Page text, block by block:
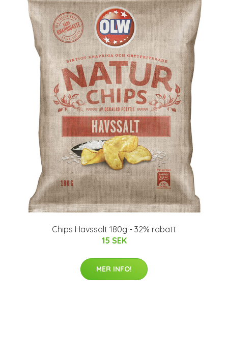
Chips Havssalt 180g - 32% rabatt
15 SEK
MER INFO!